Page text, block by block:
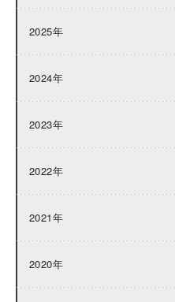
2025年
2024年
2023年
2022年
2021年
2020年